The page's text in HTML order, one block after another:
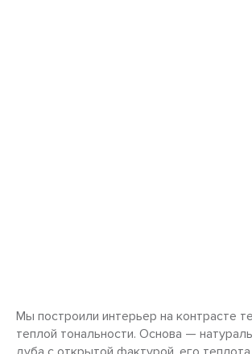
Мы построили интерьер на контрасте
теплой тональности. Основа —